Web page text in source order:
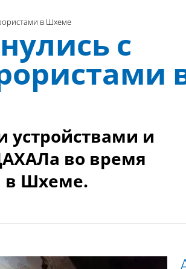
в Шхеме
с
устройствами и
во время
в Шхеме.